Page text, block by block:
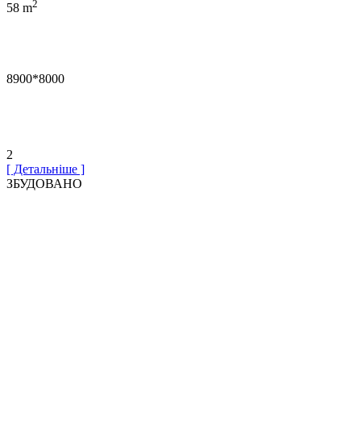
58 m2
8900*8000
2
[ Детальніше ]
ЗБУДОВАНО